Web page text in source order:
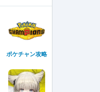
ポケチャン攻略